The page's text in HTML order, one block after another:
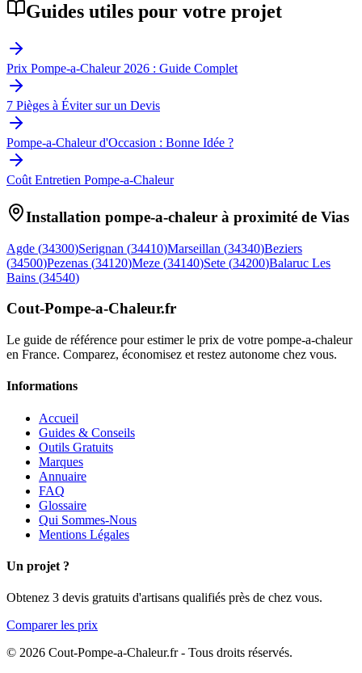
Guides utiles pour votre projet
Prix Pompe-a-Chaleur 2026 : Guide Complet
7 Pièges à Éviter sur un Devis
Pompe-a-Chaleur d'Occasion : Bonne Idée ?
Coût Entretien Pompe-a-Chaleur
Installation pompe-a-chaleur à proximité de Vias
Agde (34300)Serignan (34410)Marseillan (34340)Beziers
(34500)Pezenas (34120)Meze (34140)Sete (34200)Balaruc Les
Bains (34540)
Cout-Pompe-a-Chaleur.fr
Le guide de référence pour estimer le prix de votre pompe-a-chaleur
en France. Comparez, économisez et restez autonome chez vous.
Informations
Accueil
Guides & Conseils
Outils Gratuits
Marques
Annuaire
FAQ
Glossaire
Qui Sommes-Nous
Mentions Légales
Un projet ?
Obtenez 3 devis gratuits d'artisans qualifiés près de chez vous.
Comparer les prix
© 2026 Cout-Pompe-a-Chaleur.fr - Tous droits réservés.